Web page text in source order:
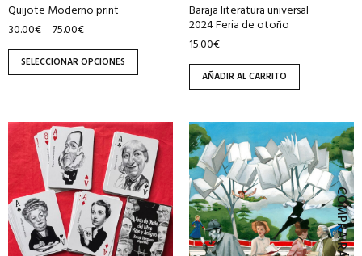
Quijote Moderno print
30.00€–75.00€
SELECCIONAR OPCIONES
la
página
de
producto
Baraja literatura universal
2024 Feria de otoño
15.00€
AÑADIR AL CARRITO
Este
producto
tiene
múltiples
variantes.
Las
COMPRA RÁPIDA